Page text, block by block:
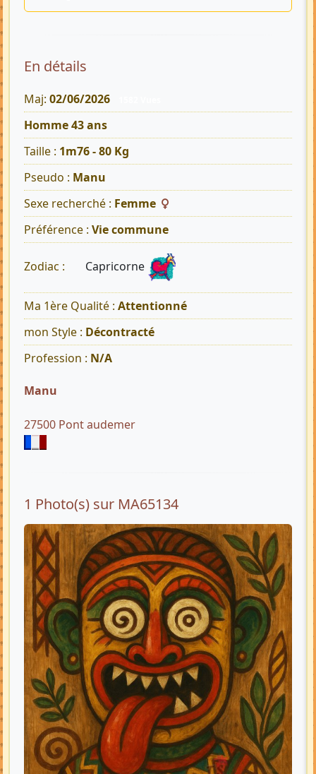
En détails
Maj: 02/06/2026
Homme 43 ans
Taille : 1m76 - 80 Kg
Pseudo : Manu
Sexe recherché : Femme
Préférence : Vie commune
Zodiac : Capricorne
Ma 1ère Qualité : Attentionné
mon Style : Décontracté
Profession : N/A
Manu
27500 Pont audemer
1 Photo(s) sur MA65134